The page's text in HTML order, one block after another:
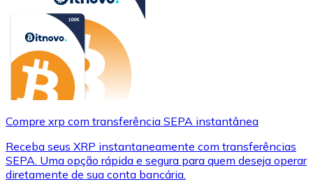
Compre xrp com transferência SEPA instantânea
Receba seus XRP instantaneamente com transferências
SEPA. Uma opção rápida e segura para quem deseja operar
diretamente de sua conta bancária.